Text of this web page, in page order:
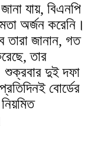
যায়, বিএনপি
অর্জন করেনি।
তারা জানান, গত
তার
শুক্রবার দুই দফা
বোর্ডের